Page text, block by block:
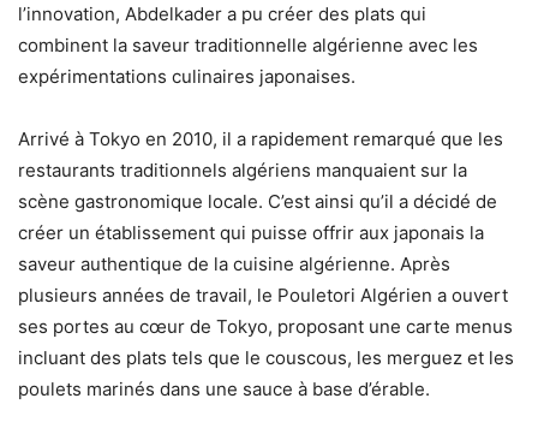
l’innovation, Abdelkader a pu créer des plats qui
combinent la saveur traditionnelle algérienne avec les
expérimentations culinaires japonaises.
Arrivé à Tokyo en 2010, il a rapidement remarqué que les
restaurants traditionnels algériens manquaient sur la
scène gastronomique locale. C’est ainsi qu’il a décidé de
créer un établissement qui puisse offrir aux japonais la
saveur authentique de la cuisine algérienne. Après
plusieurs années de travail, le Pouletori Algérien a ouvert
ses portes au cœur de Tokyo, proposant une carte menus
incluant des plats tels que le couscous, les merguez et les
poulets marinés dans une sauce à base d’érable.